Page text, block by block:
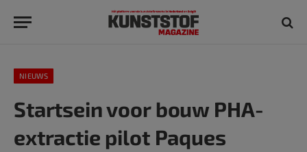
NIEUWS
Startsein voor bouw PHA-
extractie pilot Paques